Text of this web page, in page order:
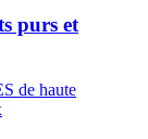
purs et